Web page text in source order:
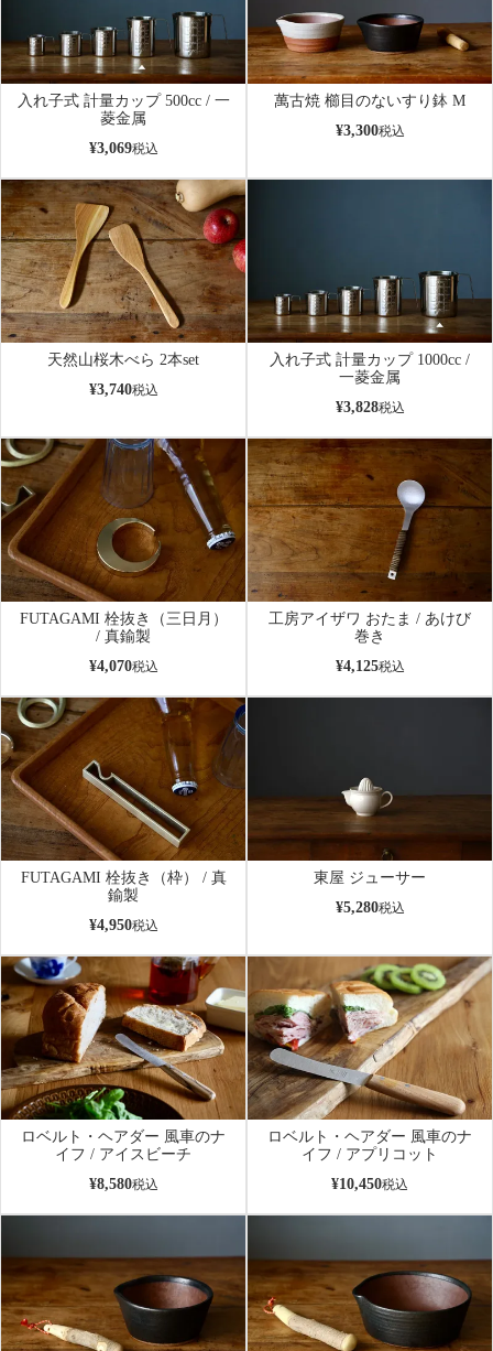
入れ子式 計量カップ 500cc / 一
菱金属
¥3,069税込
萬古焼 櫛目のないすり鉢 M
¥3,300税込
天然山桜木べら 2本set
¥3,740税込
入れ子式 計量カップ 1000cc /
一菱金属
¥3,828税込
FUTAGAMI 栓抜き（三日月）
/ 真鍮製
¥4,070税込
工房アイザワ おたま / あけび
巻き
¥4,125税込
FUTAGAMI 栓抜き（枠） / 真
鍮製
¥4,950税込
東屋 ジューサー
¥5,280税込
ロベルト・ヘアダー 風車のナ
イフ / アイスビーチ
¥8,580税込
ロベルト・ヘアダー 風車のナ
イフ / アプリコット
¥10,450税込